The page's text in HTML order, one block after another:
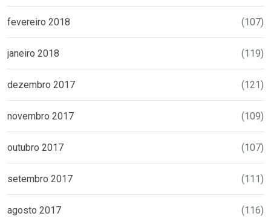
fevereiro 2018 (107)
janeiro 2018 (119)
dezembro 2017 (121)
novembro 2017 (109)
outubro 2017 (107)
setembro 2017 (111)
agosto 2017 (116)